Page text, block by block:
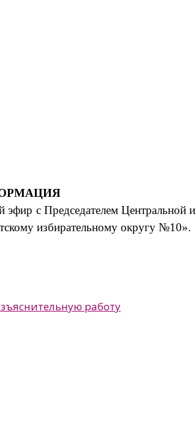
эфир с Председателем Центральной
избирательному округу №10».
работу